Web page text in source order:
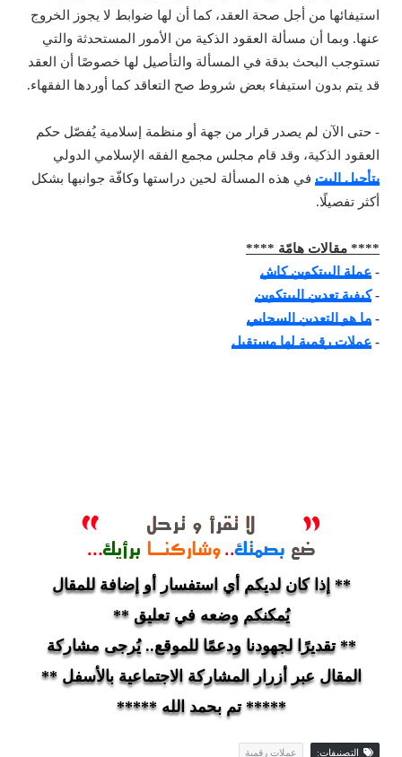
استيفائها من أجل صحة العقد، كما أن لها ضوابط لا يجوز الخروج
عنها. وبما أن مسألة العقود الذكية من الأمور المستحدثة والتي
تستوجب البحث بدقة في المسألة والتأصيل لها خصوصًا أن العقد
قد يتم بدون استيفاء بعض شروط صح التعاقد كما أوردها الفقهاء.
- حتى الآن لم يصدر قرار من جهة أو منظمة إسلامية يُفصّل حكم
العقود الذكية، وقد قام مجلس مجمع الفقه الإسلامي الدولي
بتأجيل البت في هذه المسألة لحين دراستها وكافّة جوانبها بشكل
أكثر تفصيلًا.
**** مقالات هامّة ****
- عملة البيتكوين كاش
-كيفية تعدين البيتكوين
- ما هو التعدين السحابي
- عملات رقمية لها مستقبل
** إذا كان لديكم أي استفسار أو إضافة للمقال
يُمكنكم وضعه في تعليق **
** تقديرًا لجهودنا ودعمًا للموقع.. يُرجى مشاركة
المقال عبر أزرار المشاركة الاجتماعية بالأسفل **
***** تم بحمد الله *****
التصنيفات: عملات رقمية